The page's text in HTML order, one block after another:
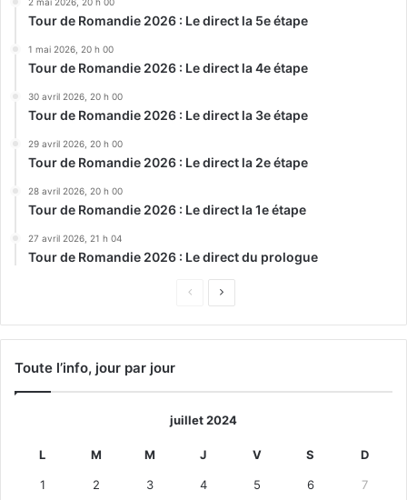
Tour de Romandie 2026 : Le direct la 5e étape
1 mai 2026, 20 h 00
Tour de Romandie 2026 : Le direct la 4e étape
30 avril 2026, 20 h 00
Tour de Romandie 2026 : Le direct la 3e étape
29 avril 2026, 20 h 00
Tour de Romandie 2026 : Le direct la 2e étape
28 avril 2026, 20 h 00
Tour de Romandie 2026 : Le direct la 1e étape
27 avril 2026, 21 h 04
Tour de Romandie 2026 : Le direct du prologue
Page
Page
Toute l’info, jour par jour
juillet 2024
L M M J V S D
1 2 3 4 5 6 7